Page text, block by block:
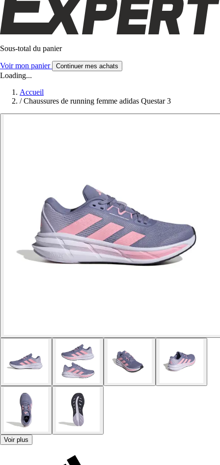
Sous-total du panier
Voir mon panier Continuer mes achats
Loading...
Accueil
/ Chaussures de running femme adidas Questar 3
Voir plus